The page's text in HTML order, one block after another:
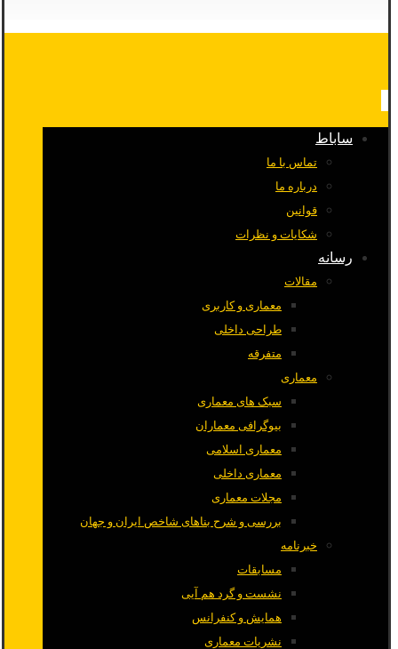
ساباط
تماس با ما
درباره ما
قوانین
شکایات و نظرات
رسانه
مقالات
معماری و کاربری
طراحی داخلی
متفرقه
معماری
سبک های معماری
بیوگرافی معماران
معماری اسلامی
معماری داخلی
مجلات معماری
بررسی و شرح بناهای شاخص ایران و جهان
خبرنامه
مسابقات
نشست و گرد هم آیی
همایش و کنفرانس
نشریات معماری